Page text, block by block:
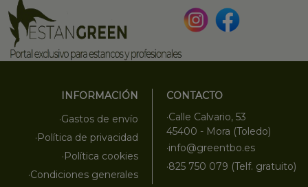
INFORMACIÓN
·Gastos de envío
·Política de privacidad
·Política cookies
·Condiciones generales
CONTACTO
·Calle Calvario, 53
45400 - Mora (Toledo)
·info@greentbo.es
·825 750 079 (Telf. gratuito)